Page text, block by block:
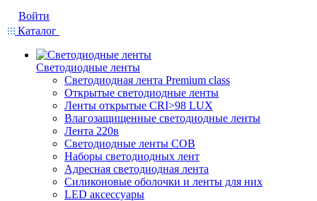
Войти
Каталог
Светодиодные ленты
Светодиодная лента Premium class
Открытые светодиодные ленты
Ленты открытые CRI>98 LUX
Влагозащищенные светодиодные ленты
Лента 220в
Светодиодные ленты COB
Наборы светодиодных лент
Адресная светодиодная лента
Силиконовые оболочки и ленты для них
LED аксессуары